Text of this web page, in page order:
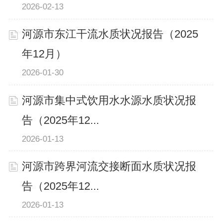
2026-02-13
河源市东江干流水质状况报告（2025
年12月）
2026-01-30
河源市集中式饮用水水源水质状况报
告（2025年12...
2026-01-13
河源市跨界河流交接断面水质状况报
告（2025年12...
2026-01-13